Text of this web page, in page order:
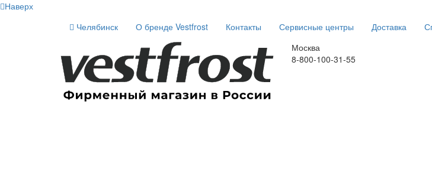
Наверх
Челябинск
О бренде Vestfrost Контакты Сервисные центры Доставка
Москва
8-800-100-31-55